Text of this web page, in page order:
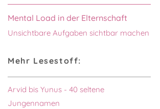
Mental Load in der Elternschaft
Unsichtbare Aufgaben sichtbar machen
Mehr Lesestoff:
Arvid bis Yunus - 40 seltene
Jungennamen